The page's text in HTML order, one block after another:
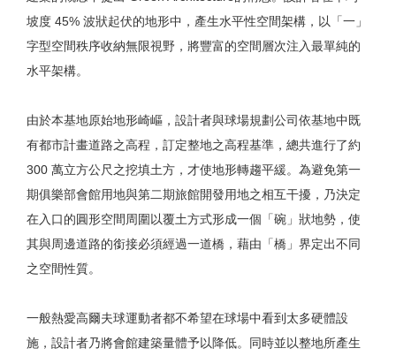
坡度 45% 波狀起伏的地形中，產生水平性空間架構，以「一」
字型空間秩序收納無限視野，將豐富的空間層次注入最單純的
水平架構。
由於本基地原始地形崎嶇，設計者與球場規劃公司依基地中既
有都市計畫道路之高程，訂定整地之高程基準，總共進行了約
300 萬立方公尺之挖填土方，才使地形轉趨平緩。為避免第一
期俱樂部會館用地與第二期旅館開發用地之相互干擾，乃決定
在入口的圓形空間周圍以覆土方式形成一個「碗」狀地勢，使
其與周邊道路的銜接必須經過一道橋，藉由「橋」界定出不同
之空間性質。
一般熱愛高爾夫球運動者都不希望在球場中看到太多硬體設
施，設計者乃將會館建築量體予以降低。同時並以整地所產生